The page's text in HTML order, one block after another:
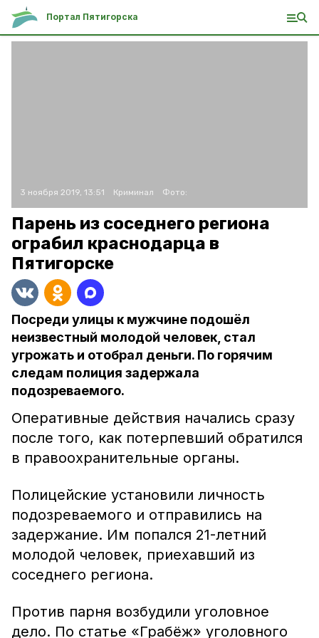
Портал Пятигорска
3 ноября 2019, 13:51 Криминал Фото:
Парень из соседнего региона
ограбил краснодарца в
Пятигорске
Посреди улицы к мужчине подошёл
неизвестный молодой человек, стал
угрожать и отобрал деньги. По горячим
следам полиция задержала
подозреваемого.
Оперативные действия начались сразу
после того, как потерпевший обратился
в правоохранительные органы.
Полицейские установили личность
подозреваемого и отправились на
задержание. Им попался 21-летний
молодой человек, приехавший из
соседнего региона.
Против парня возбудили уголовное
дело. По статье «Грабёж» уголовного